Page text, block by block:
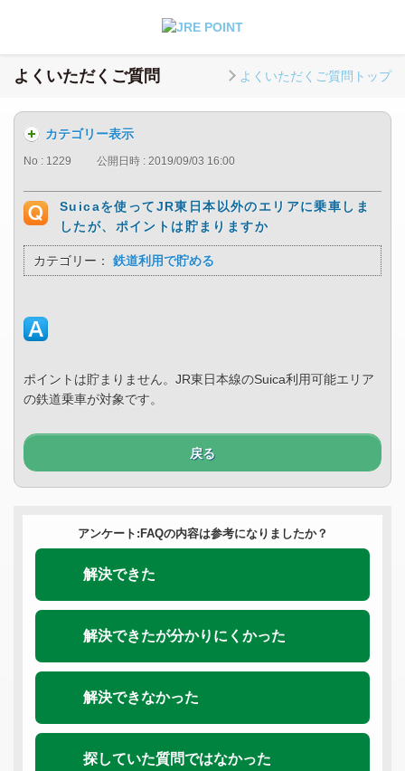
よくいただくご質問 よくいただくご質問トップ
カテゴリー表示
No : 1229 公開日時 : 2019/09/03 16:00
Suicaを使ってJR東日本以外のエリアに乗車しま
したが、ポイントは貯まりますか
カテゴリー： 鉄道利用で貯める
ポイントは貯まりません。JR東日本線のSuica利用可能エリア
の鉄道乗車が対象です。
戻る
アンケート:FAQの内容は参考になりましたか？
解決できた
解決できたが分かりにくかった
解決できなかった
探していた質問ではなかった